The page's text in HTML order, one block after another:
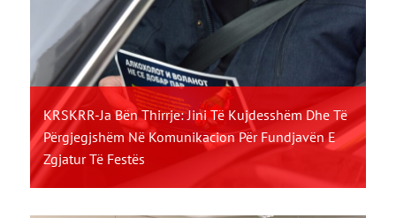
KRSKRR-Ja Bën Thirrje: Jini Të Kujdesshëm Dhe Të
Përgjegjshëm Në Komunikacion Për Fundjavën E
Zgjatur Të Festës